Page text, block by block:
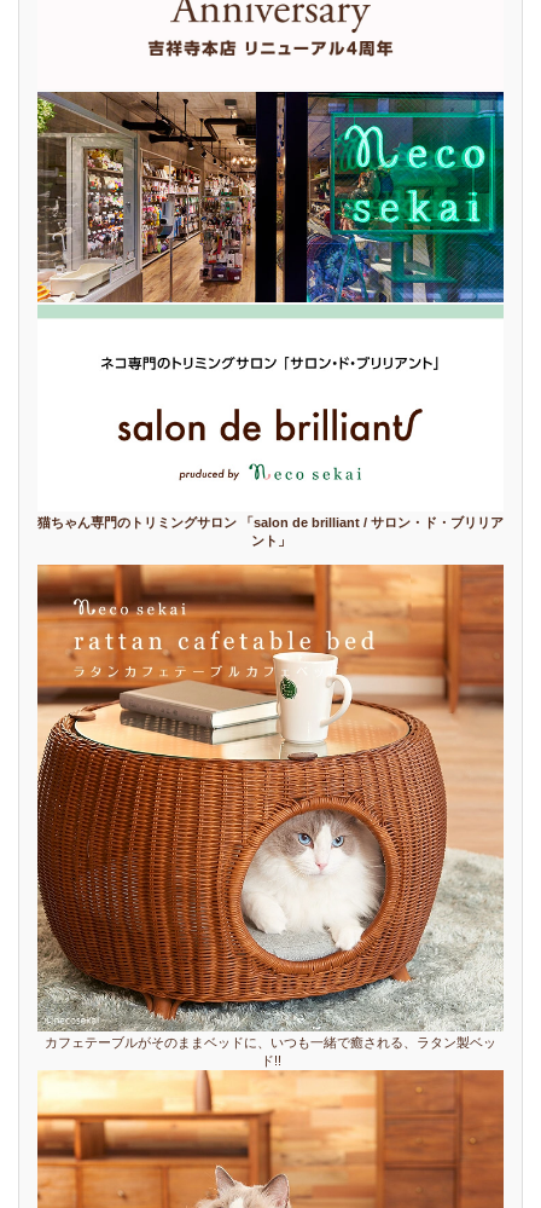
猫ちゃん専門のトリミングサロン 「salon de brilliant / サロン・ド・ブリリア
ント」
カフェテーブルがそのままベッドに、いつも一緒で癒される、ラタン製ベッ
ド!!